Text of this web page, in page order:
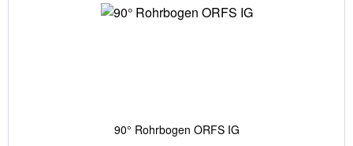
90° Rohrbogen ORFS IG